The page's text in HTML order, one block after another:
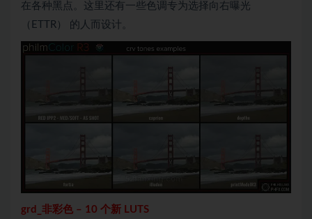
在各种黑点。这里还有一些色调专为选择向右曝光
（ETTR） 的人而设计。
grd_ 非彩色 – 10 个新 LUTS